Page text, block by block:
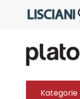
Kategorie